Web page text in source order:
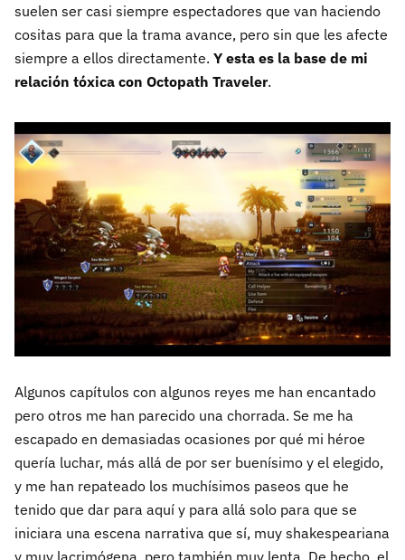
suelen ser casi siempre espectadores que van haciendo
cositas para que la trama avance, pero sin que les afecte
siempre a ellos directamente. Y esta es la base de mi
relación tóxica con Octopath Traveler.
Algunos capítulos con algunos reyes me han encantado
pero otros me han parecido una chorrada. Se me ha
escapado en demasiadas ocasiones por qué mi héroe
quería luchar, más allá de por ser buenísimo y el elegido,
y me han repateado los muchísimos paseos que he
tenido que dar para aquí y para allá solo para que se
iniciara una escena narrativa que sí, muy shakespeariana